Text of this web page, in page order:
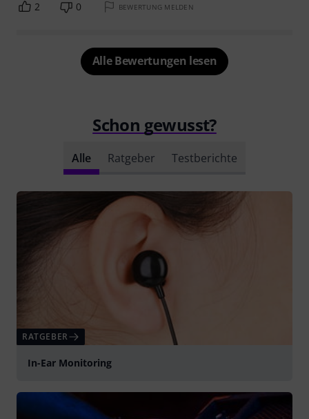
weit voraus. Das Gehäuse macht einen sehr soliden
schön bassig.
Leider trat nach kurzer Zeit ein Kabelbruch am
Klinkenstecker auf, worauf hin Thomann mir anstandslos
und unbesehen ein neues Paar
Sound
Außengeräuschisolierung
BEWERTUNG MELDEN
Alle Bewertungen lesen
Schon gewusst?